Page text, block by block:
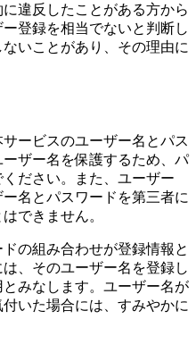
違反したことがある方から
登録を相当でないと判断し
いことがあり、その理由に
ービスのユーザー名とパス
ザー名を保護するため、パ
ださい。また、ユーザー
名とパスワードを第三者に
できません。
の組み合わせが登録情報と
、そのユーザー名を登録し
みなします。ユーザー名が
いた場合には、すみやかに